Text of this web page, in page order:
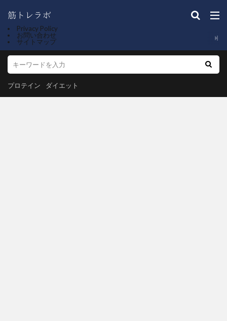
Privacy Policy
お問い合わせ
サイトマップ
プロテイン ダイエット